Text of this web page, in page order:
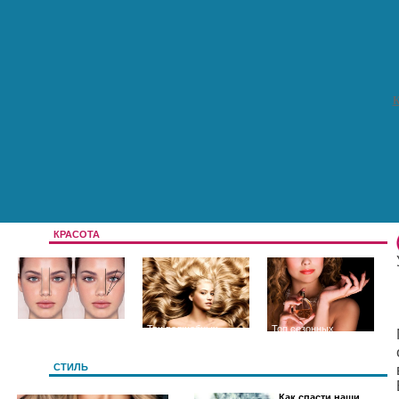
КРАСОТА
Три волшебных
Топ сезонных
СТИЛЬ